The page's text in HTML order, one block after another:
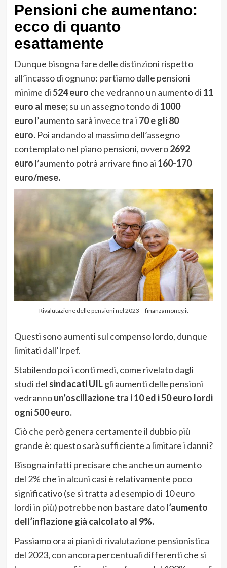
Pensioni che aumentano:
ecco di quanto
esattamente
Dunque bisogna fare delle distinzioni rispetto
all’incasso di ognuno: partiamo dalle pensioni
minime di524 euro che vedranno un aumento di 11
euro al mese;su un assegno tondo di 1000
euro l’aumento sarà invece tra i 70e gli 80
euro. Poi andando al massimo dell’assegno
contemplato nel piano pensioni, ovvero2692
euro l’aumento potrà arrivare fino ai 160-170
euro/mese.
Rivalutazione delle pensioni nel 2023 – finanzamoney.it
Questi sono aumenti sul compenso lordo, dunque
limitati dall’Irpef.
Stabilendo poi i conti medi, come rivelato dagli
studi del sindacati UILgli aumenti delle pensioni
vedrannoun’oscillazione tra i 10 ed i 50 euro lordi
ogni 500 euro.
Ciò che però genera certamente il dubbio più
grande è: questo sarà sufficiente a limitare i danni?
Bisogna infatti precisare che anche un aumento
del 2% che in alcuni casi è relativamente poco
significativo (se si tratta ad esempio di 10 euro
lordi in più) potrebbe non bastare datol’aumento
dell’inflazione già calcolato al 9%.
Passiamo ora ai piani di rivalutazione pensionistica
del 2023, con ancora percentuali differenti che si